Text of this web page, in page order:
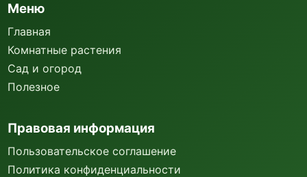
Меню
Главная
Комнатные растения
Сад и огород
Полезное
Правовая информация
Пользовательское соглашение
Политика конфиденциальности